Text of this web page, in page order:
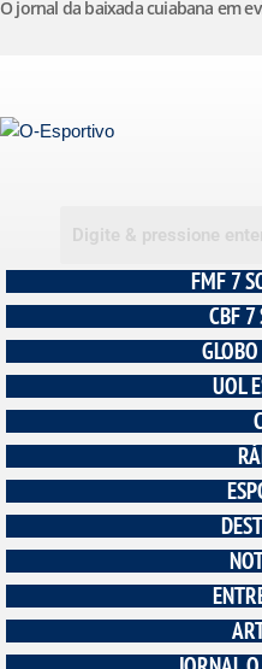
o
O jornal da baixada cuiabana em
FMF 7
CBF 7
UOL